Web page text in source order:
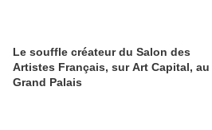
Le souffle créateur du Salon des
Artistes Français, sur Art Capital, au
Grand Palais